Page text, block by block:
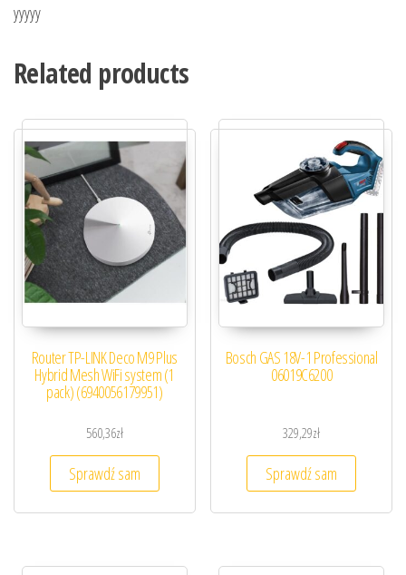
yyyyy
Related products
Router TP-LINK Deco M9 Plus
Hybrid Mesh WiFi system (1
pack) (6940056179951)
560,36zł
Sprawdź sam
Bosch GAS 18V-1 Professional
06019C6200
329,29zł
Sprawdź sam